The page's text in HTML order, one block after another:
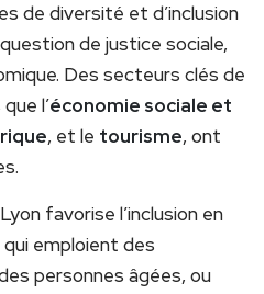
de diversité et d’inclusion
de justice sociale,
Des secteurs clés de
l’économie sociale et
, et le tourisme, ont
favorise l’inclusion en
emploient des
personnes âgées, ou